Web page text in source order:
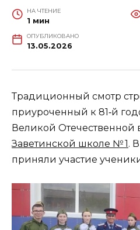
НА ЧТЕНИЕ
1 мин
ОПУБЛИКОВАНО
13.05.2026
Традиционный смотр
приуроченный к 81‑й
Великой Отечественной
Заветинской школе № 1.
приняли участие ученики